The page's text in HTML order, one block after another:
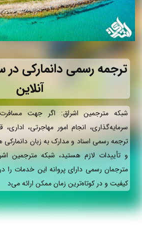
ترجمه رسمی دانمارکی در
آنلاین
شبکه مترجمین اشراق: اگر جهت
سرمایه‌گذاری، انجام امور مهاجرتی،
ترجمه رسمی اسناد و مدارک به زبان دانمارکی
و تأییدات لازم هستید، شبکه مترجمین
مترجمان رسمی دارای پروانه این خدمات را
کیفیت و در کوتاه‌ترین زمان ممکن ارائه می‌د